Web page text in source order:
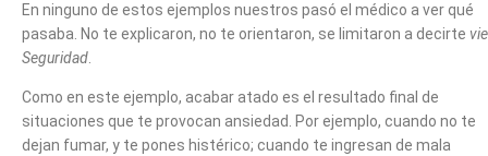
En ninguno de estos ejemplos nuestros pasó el médico a ver qué
pasaba. No te explicaron, no te orientaron, se limitaron a decirte
Seguridad
Como en este ejemplo, acabar atado es el resultado final de
situaciones que te provocan ansiedad. Por ejemplo, cuando no te
dejan fumar, y te pones histérico; cuando te ingresan de mala